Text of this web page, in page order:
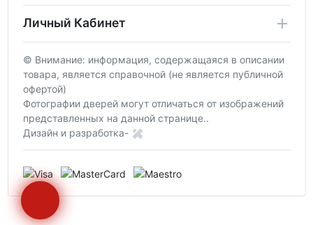
Личный Кабинет
© Внимание: информация, содержащаяся в описании
товара, является справочной (не является публичной
офертой)
Фотографии дверей могут отличаться от изображений
представленных на данной странице..
Дизайн и разработка-